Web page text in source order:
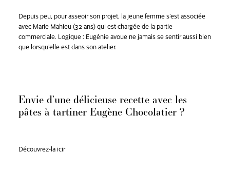
Depuis peu, pour asseoir son projet, la jeune femme s’est associée
avec Marie Mahieu (32 ans) qui est chargée de la partie
commerciale. Logique : Eugénie avoue ne jamais se sentir aussi bien
que lorsqu’elle est dans son atelier.
Envie d’une délicieuse recette avec les
pâtes à tartiner Eugène Chocolatier ?
Découvrez-la icir